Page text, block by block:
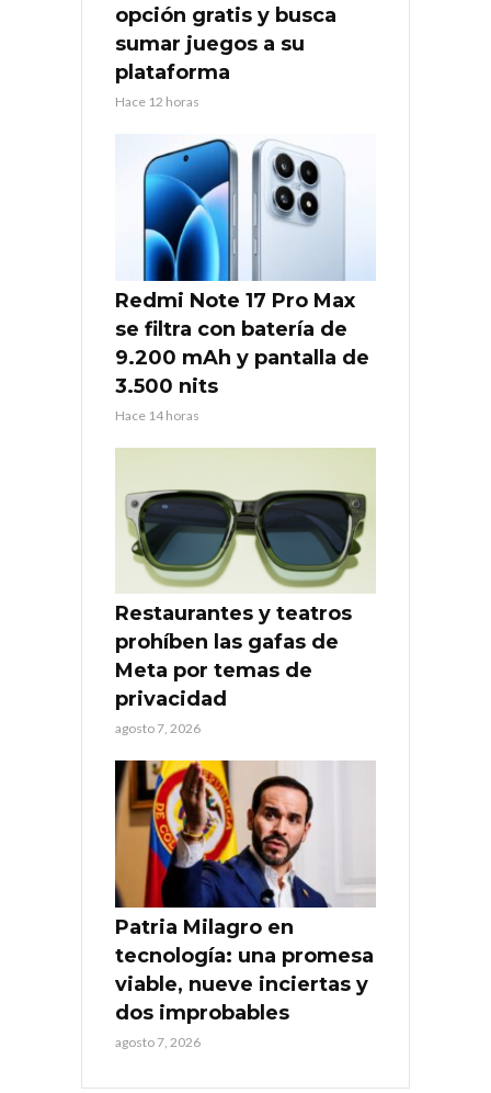
opción gratis y busca
sumar juegos a su
plataforma
Hace 12 horas
Redmi Note 17 Pro Max
se filtra con batería de
9.200 mAh y pantalla de
3.500 nits
Hace 14 horas
Restaurantes y teatros
prohíben las gafas de
Meta por temas de
privacidad
agosto 7, 2026
Patria Milagro en
tecnología: una promesa
viable, nueve inciertas y
dos improbables
agosto 7, 2026